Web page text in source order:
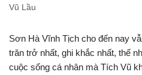
Vũ Lầu
Sơn Hà Vĩnh Tịch cho đến nay
trăn trở nhất, ghi khắc nhất, thế
cuộc sống cá nhân mà Tích Vũ